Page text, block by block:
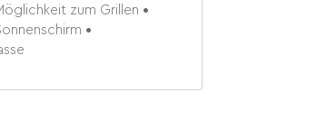
zum Grillen